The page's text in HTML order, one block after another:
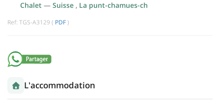
Chalet — Suisse , La punt-chamues-ch
Ref: TGS-A3129 ( PDF )
L'accommodation